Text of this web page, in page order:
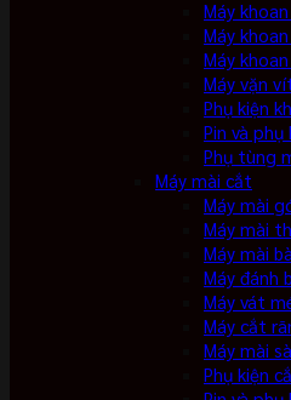
Máy
Máy
Máy
Máy vặn
Phụ kiện
Pin và phụ
Phụ tùng
Máy mài cắt
Máy mài
Máy mài
Máy mài
Máy đánh
Máy vát
Máy cắt
Máy mài
Phụ kiện